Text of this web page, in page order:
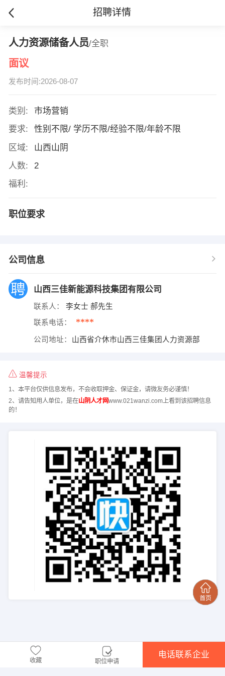
招聘详情
人力资源储备人员/全职
面议
发布时间:2026-08-07
类别:
市场营销
要求:
性别不限/ 学历不限/经验不限/年龄不限
区域:
山西山阴
人数:
2
福利:
职位要求
公司信息
山西三佳新能源科技集团有限公司
联系人： 李女士 郝先生
联系电话： ****
公司地址： 山西省介休市山西三佳集团人力资源部
温馨提示
1、本平台仅供信息发布，不会收取押金、保证金，请微友务必谨慎！
2、请告知用人单位，是在山阴人才网www.021wanzi.com上看到该招聘信息
的！
收藏 职位申请
电话联系企业